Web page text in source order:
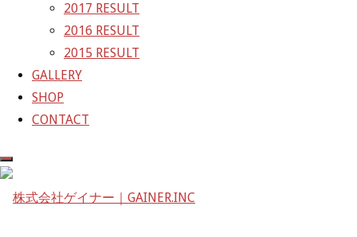
2017 RESULT
2016 RESULT
2015 RESULT
GALLERY
SHOP
CONTACT
【予選】Rd.7 MOTEGI 11号車
GT-R NISMO｜SUPER GT2020